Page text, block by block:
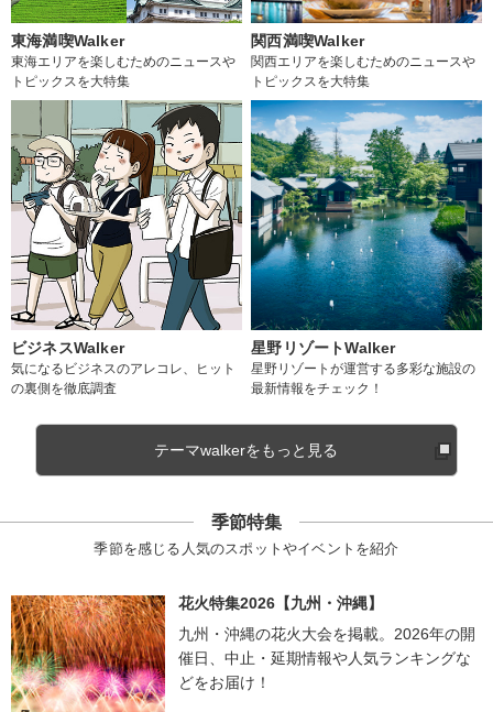
東海満喫Walker
東海エリアを楽しむためのニュースや
トピックスを大特集
関西満喫Walker
関西エリアを楽しむためのニュースや
トピックスを大特集
ビジネスWalker
気になるビジネスのアレコレ、ヒット
の裏側を徹底調査
星野リゾートWalker
星野リゾートが運営する多彩な施設の
最新情報をチェック！
テーマwalkerをもっと見る
季節特集
季節を感じる人気のスポットやイベントを紹介
花火特集2026【九州・沖縄】
九州・沖縄の花火大会を掲載。2026年の開
催日、中止・延期情報や人気ランキングな
どをお届け！